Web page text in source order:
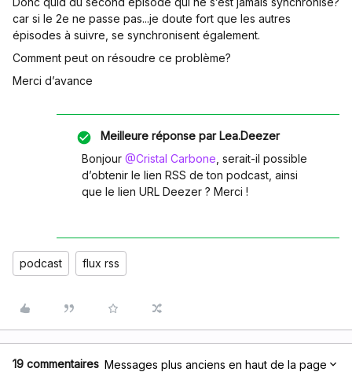
car si le 2e ne passe pas...je doute fort que les autres
épisodes à suivre, se synchronisent également.
Comment peut on résoudre ce problème?
Merci d’avance
Meilleure réponse parLea.Deezer
Bonjour @Cristal Carbone , serait-il possible
d’obtenir le lien RSS de ton podcast, ainsi
que le lien URL Deezer ? Merci !
podcast flux rss
19 commentaires Messages plus anciens en haut de la page